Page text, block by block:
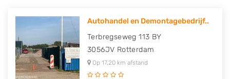
Autohandel en Demontagebedrijf..
Terbregseweg 113 BY
3056JV Rotterdam
Op 17,20 km afstand